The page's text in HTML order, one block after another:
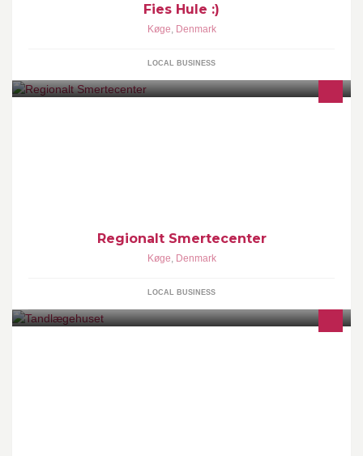
Fies Hule :)
Køge, Denmark
LOCAL BUSINESS
Regionalt Smertecenter
Køge, Denmark
LOCAL BUSINESS